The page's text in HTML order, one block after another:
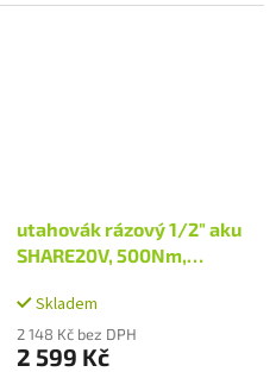
utahovák rázový 1/2" aku
SHARE20V, 500Nm,
Skladem
2 148 Kč bez DPH
2 599 Kč